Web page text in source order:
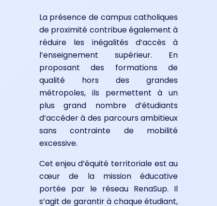
La présence de campus catholiques
de proximité contribue également à
réduire les inégalités d’accès à
l’enseignement supérieur. En
proposant des formations de
qualité hors des grandes
métropoles, ils permettent à un
plus grand nombre d’étudiants
d’accéder à des parcours ambitieux
sans contrainte de mobilité
excessive.
Cet enjeu d’équité territoriale est au
cœur de la mission éducative
portée par le réseau RenaSup. Il
s’agit de garantir à chaque étudiant,